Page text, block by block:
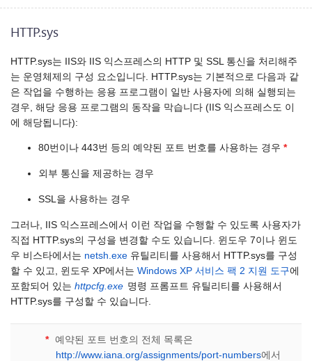
HTTP.sys
HTTP.sys는 IIS와 IIS 익스프레스의 HTTP 및 SSL 통신을 처리해주
는 운영체제의 구성 요소입니다. HTTP.sys는 기본적으로 다음과 같
은 작업을 수행하는 응용 프로그램이 일반 사용자에 의해 실행되는
경우, 해당 응용 프로그램의 동작을 막습니다 (IIS 익스프레스도 이
에 해당됩니다):
80번이나 443번 등의 예약된 포트 번호를 사용하는 경우 *
외부 통신을 제공하는 경우
SSL을 사용하는 경우
그러나, IIS 익스프레스에서 이런 작업을 수행할 수 있도록 사용자가
직접 HTTP.sys의 구성을 변경할 수도 있습니다. 윈도우 7이나 윈도
우 비스타에서는 netsh.exe 유틸리티를 사용해서 HTTP.sys를 구성
할 수 있고, 윈도우 XP에서는 Windows XP 서비스 팩 2 지원 도구에
포함되어 있는 httpcfg.exe 명령 프롬프트 유틸리티를 사용해서
HTTP.sys를 구성할 수 있습니다.
* 예약된 포트 번호의 전체 목록은
http://www.iana.org/assignments/port-numbers에서